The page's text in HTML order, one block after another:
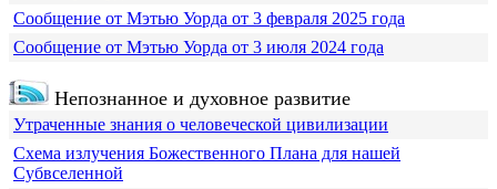
Сообщение от Мэтью Уорда от 3 февраля 2025 года
Сообщение от Мэтью Уорда от 3 июля 2024 года
Непознанное и духовное развитие
Утраченные знания о человеческой цивилизации
Схема излучения Божественного Плана для нашей
Субвселенной